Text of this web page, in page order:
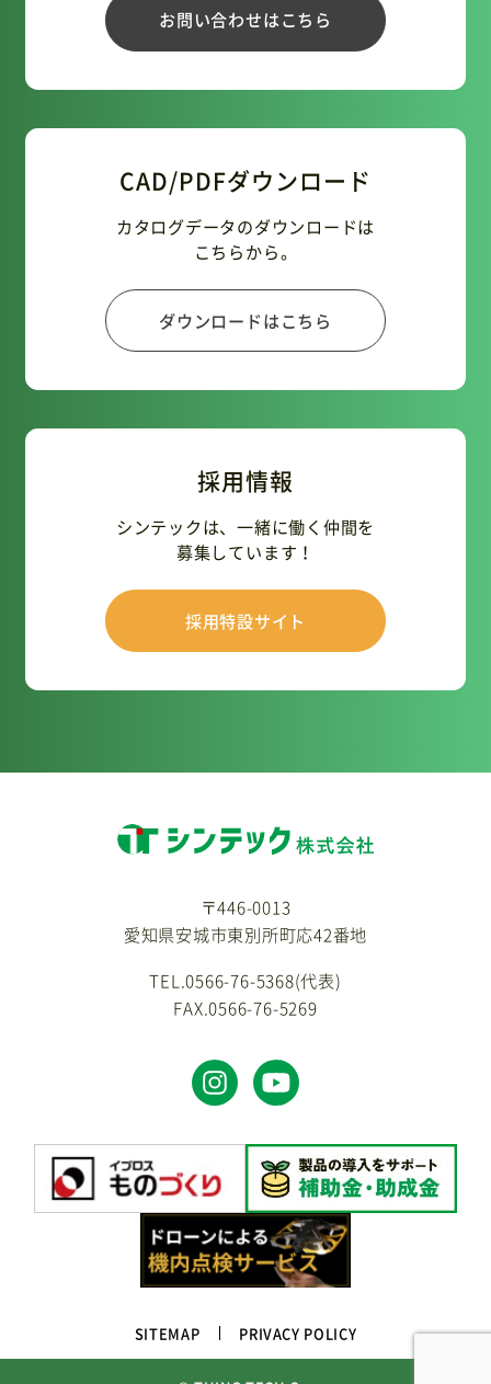
お問い合わせはこちら
CAD/PDFダウンロード
カタログデータのダウンロードは
こちらから。
ダウンロードはこちら
採用情報
シンテックは、一緒に働く仲間を
募集しています！
採用特設サイト
〒446-0013
愛知県安城市東別所町応42番地
TEL.0566-76-5368(代表)
FAX.0566-76-5269
SITEMAP PRIVACY POLICY